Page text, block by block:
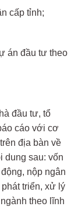
cấp tỉnh;
án đầu tư theo
đầu tư, tổ
cáo với cơ
địa bàn về
dung sau: vốn
nộp ngân
triển, xử lý
theo lĩnh